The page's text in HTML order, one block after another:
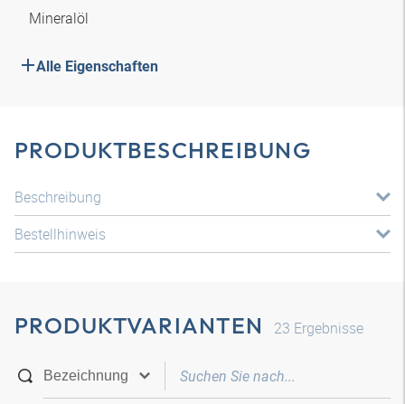
Mineralöl
Alle Eigenschaften
PRODUKTBESCHREIBUNG
Beschreibung
Bestellhinweis
PRODUKTVARIANTEN 23 Ergebnisse